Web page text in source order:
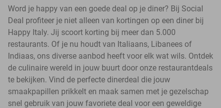
Word je happy van een goede deal op je diner? Bij Social
Deal profiteer je niet alleen van kortingen op een diner bij
Happy Italy. Jij scoort korting bij meer dan 5.000
restaurants. Of je nu houdt van Italiaans, Libanees of
Indiaas, ons diverse aanbod heeft voor elk wat wils. Ontdek
de culinaire wereld in jouw buurt door onze restaurantdeals
te bekijken. Vind de perfecte dinerdeal die jouw
smaakpapillen prikkelt en maak samen met je gezelschap
snel gebruik van jouw favoriete deal voor een geweldige